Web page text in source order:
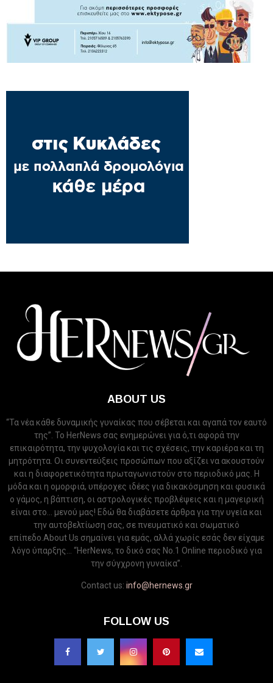
ABOUT US
“Τα νέα κάθε δυναμικής γυναίκας που σέβεται και αγαπά τον εαυτό
της”. Το HerNews σας ενημερώνει για ό,τι αφορά την
επικαιρότητα, την ψυχολογία και τις σχέσεις, την καριέρα και τη
μητρότητα. Οι συνεντεύξεις προσώπων που αξίζει να ακουστούν
και η διαφορετικότητα πρωταγωνιστούν στο περιοδικό μας. Η
μόδα και η ομορφιά, υπέροχες ιδέες για δικακόσμηση και φυσικά
ο γάμος, η βάπτιση, οι αστρολογικές προβλέψεις και η μαγειρική
είναι στο... μενού μας! Εδώ θα διαβάσετε άρθρα για την υγεία και
την αυτοβελτίωση σας, σε πνευματικό και σωματικό
επίπεδο.About Us σημαίνει για εμάς, αλλά χωρίς εσάς δεν είχαμε
λόγο ύπαρξης... “HerNews, το δικό σας Νo.1 Online περιοδικό για
την σύγχρονη γυναίκα”.
Contact us: info@hernews.gr
FOLLOW US